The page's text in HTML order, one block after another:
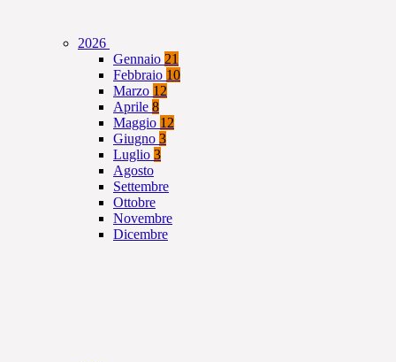
2026
Gennaio 21
Febbraio 10
Marzo 12
Aprile 8
Maggio 12
Giugno 3
Luglio 3
Agosto
Settembre
Ottobre
Novembre
Dicembre